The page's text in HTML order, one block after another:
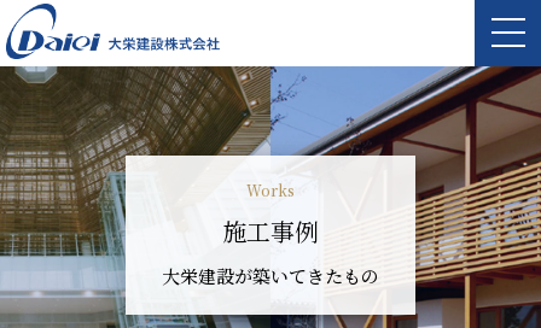
Works
施工事例
大栄建設が築いてきたもの